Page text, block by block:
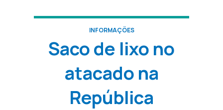
INFORMAÇÕES
Saco de lixo no
atacado na
República